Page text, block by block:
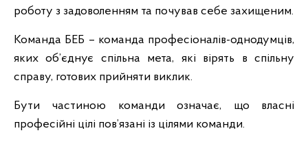
роботу з задоволенням та почував себе захищеним.
Команда БЕБ – команда професіоналів-однодумців,
яких об’єднує спільна мета, які вірять в спільну
справу, готових прийняти виклик.
Бути частиною команди означає, що власні
професійні цілі пов’язані із цілями команди.